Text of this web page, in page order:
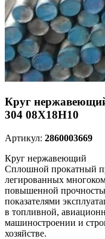
Круг
304 08Х18Н10
Артикул: 2860003669
Круг нержавеющий
Сплошной прокатный
легированных
повышенной
показателями
в топливной,
машиностроении и
хозяйстве.